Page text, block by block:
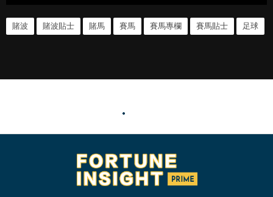
賭波 賭波貼士 賭馬 賽馬 賽馬專欄 賽馬貼士 足球